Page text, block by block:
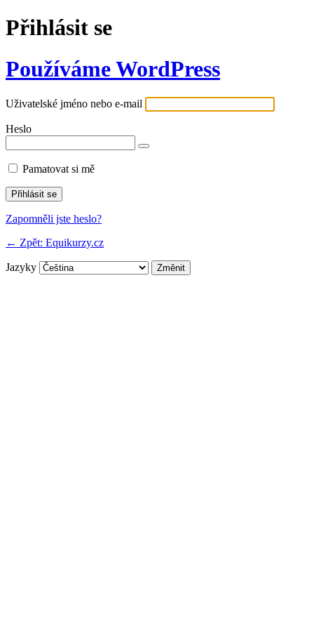
Přihlásit se
Používáme WordPress
Uživatelské jméno nebo e-mail
Heslo
Pamatovat si mě
Zapomněli jste heslo?
← Zpět: Equikurzy.cz
Jazyky